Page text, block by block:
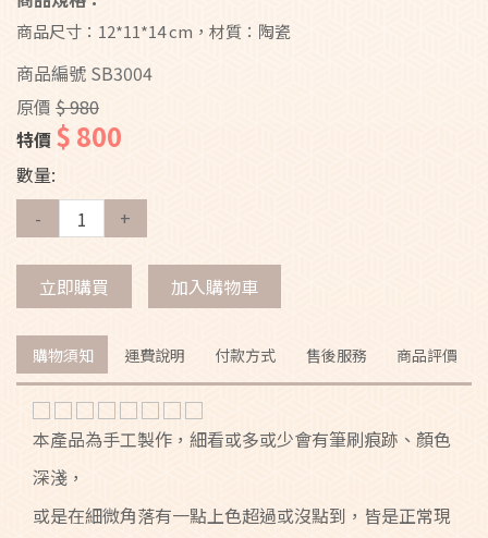
商品尺寸：12*11*14 cm，材質：陶瓷
商品編號 SB3004
原價 $ 980
特價 $ 800
數量:
-
+
立即購買 加入購物車
購物須知 運費說明 付款方式 售後服務 商品評價
本產品為手工製作，細看或多或少會有筆刷痕跡、顏色
深淺，
或是在細微角落有一點上色超過或沒點到，皆是正常現